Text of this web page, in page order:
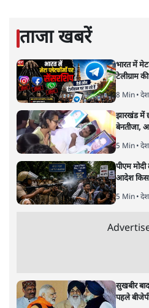
सत्य हिन्दी ऐपडाउनलोडकरें
मुकेश कुमार
लेखक सत्यहिंदी के संपादक हैं।
मुकेश कुमारकी और स्टोरी पढ़ें